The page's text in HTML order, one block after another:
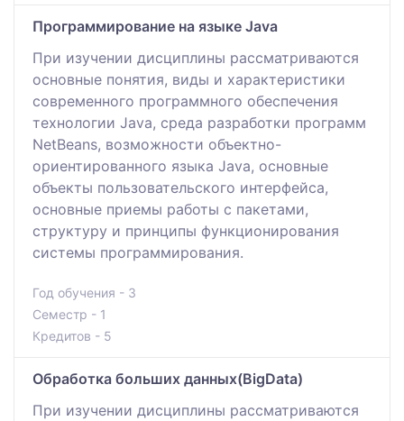
Программирование на языке Java
При изучении дисциплины рассматриваются
основные понятия, виды и характеристики
современного программного обеспечения
технологии Java, среда разработки программ
NetBeans, возможности объектно-
ориентированного языка Java, основные
объекты пользовательского интерфейса,
основные приемы работы с пакетами,
структуру и принципы функционирования
системы программирования.
Год обучения - 3
Семестр - 1
Кредитов - 5
Обработка больших данных(BigData)
При изучении дисциплины рассматриваются